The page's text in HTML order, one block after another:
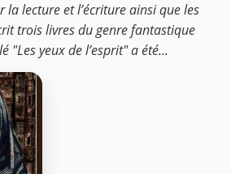
la lecture et l’écriture ainsi que les
trois livres du genre fantastique
"Les yeux de l’esprit" a été...